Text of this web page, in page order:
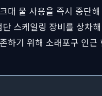
대 물 사용을 즉시 중단
스케일링 장비를 상차
하기 위해 소래포구 인근